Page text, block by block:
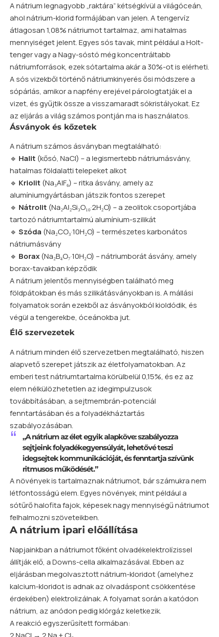
A nátrium legnagyobb „raktára” kétségkívül a világóceán,
ahol nátrium-klorid formájában van jelen. A tengervíz
átlagosan 1,08% nátriumot tartalmaz, ami hatalmas
mennyiséget jelent. Egyes sós tavak, mint például a Holt-
tenger vagy a Nagy-sóstó még koncentráltabb
nátriumforrások, ezek sótartalma akár a 30%-ot is elérheti.
A sós vizekből történő nátriumkinyerés ősi módszere a
sópárlás, amikor a napfény erejével párologtatják el a
vizet, és gyűjtik össze a visszamaradt sókristályokat. Ez
az eljárás a világ számos pontján ma is használatos.
Ásványok és kőzetek
A nátrium számos ásványban megtalálható:
🔹 Halit (kősó, NaCl) – a legismertebb nátriumásvány,
hatalmas földalatti telepeket alkot
🔹 Kriolit (Na₃AlF₆) – ritka ásvány, amely az
alumíniumgyártásban játszik fontos szerepet
🔹 Nátrolit (Na₂Al₂Si₃O₁₀·2H₂O) – a zeolitok csoportjába
tartozó nátriumtartalmú alumínium-szilikát
🔹 Szóda (Na₂CO₃·10H₂O) – természetes karbonátos
nátriumásvány
🔹 Borax(Na₂B₄O₇·10H₂O) – nátriumborát ásvány, amely
borax-tavakban képződik
A nátrium jelentős mennyiségben található meg
földpátokban és más szilikátásványokban is. A mállási
folyamatok során ezekből az ásványokból kioldódik, és
végül a tengerekbe, óceánokba jut.
Élő szervezetek
A nátrium minden élő szervezetben megtalálható, hiszen
alapvető szerepet játszik az életfolyamatokban. Az
emberi test nátriumtartalma körülbelül 0,15%, és ez az
elem nélkülözhetetlen az idegimpulzusok
továbbításában, a sejtmembrán-potenciál
fenntartásában és a folyadékháztartás
szabályozásában.
„A nátrium az élet egyik alapköve: szabályozza
sejtjeink folyadékegyensúlyát, lehetővé teszi
idegsejtek kommunikációját, és fenntartja szívünk
ritmusos működését.”
A növények is tartalmaznak nátriumot, bár számukra nem
létfontosságú elem. Egyes növények, mint például a
sótűrő halofita fajok, képesek nagy mennyiségű nátriumot
felhalmozni szöveteikben.
A nátrium ipari előállítása
Napjainkban a nátriumot főként olvadékelektrolízissel
állítják elő, a Downs-cella alkalmazásával. Ebben az
eljárásban megolvasztott nátrium-kloridot (amelyhez
kalcium-kloridot is adnak az olvadáspont csökkentése
érdekében) elektrolizálnak. A folyamat során a katódon
nátrium, az anódon pedig klórgáz keletkezik.
A reakció egyszerűsített formában: